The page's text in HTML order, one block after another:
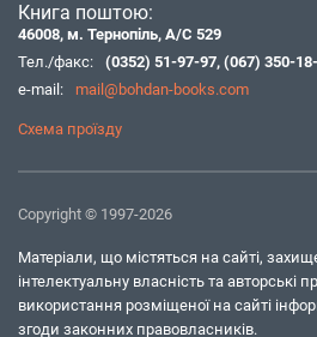
Книга поштою:
46008, м. Тернопіль, А/С 529
Тел./факс:
(0352) 51-97-97, (067) 350-
e-mail:
mail@bohdan-books.com
Схема проїзду
Copyright © 1997-2026
Матеріали, що містяться на сайті,
інтелектуальну власність та авторські
використання розміщеної на сайті
згоди законних правовласників.